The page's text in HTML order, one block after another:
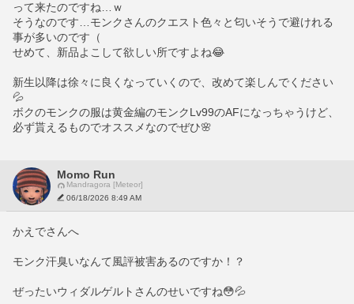
って来たのですね…ｗ
そうなのです…モンクさんのクエスト色々と匂いそうで避けれる
事が多いのです（
せめて、新品よこして欲しい所ですよね😂
新生以降は徐々に良くなっていくので、改めて楽しんでください
💦
ボクのモンクの服は黄金編のモンクLv99のAFになっちゃうけど、
必ず貰えるものでオススメなのでぜひ🌸
Momo Run
Mandragora [Meteor]
06/18/2026 8:49 AM
かえでさんへ
モンク汗臭いなんて風評被害あるのですか！？
ぜったいウィダルゲルトさんのせいですね😳💦